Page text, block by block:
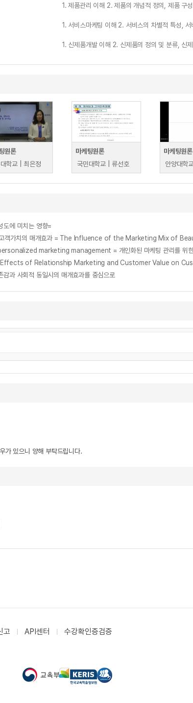
1. 제품관리 이해 2. 제품의 개념적 정의, 제품 구
1. 서비스마케팅 이해 2. 서비스의 차별적 특성,
1. 신제품개발 이해 2. 신제품의 정의 및 분류, 신
원론
학교 | 최은정
마케팅원론
국민대학교 | 류선호
마케팅원론
안양대학
도에 미치는 영향=
marketing management = 개인화된 마케팅 관리를 위한
향 = Effects of Relationship Marketing and Customer Value on
과 사회적 동일시의 매개효과를 중심으로
가 있으니 양해 부탁드립니다.
고 API센터 수강확인증검증